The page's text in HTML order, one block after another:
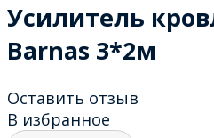
Усилитель
Barnas 3*2м
Оставить отзыв
В избранное